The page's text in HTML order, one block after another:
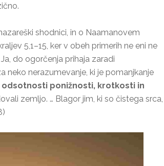
shodnici, in o Naamanovem
5,1–15, ker v obeh primerih ne eni ne
Ja, do ogorčenja prihaja zaradi
neko nerazumevanje, ki je pomanjkanje
ponižnosti, krotkosti in
zemljo. … Blagor jim, ki so čistega srca,